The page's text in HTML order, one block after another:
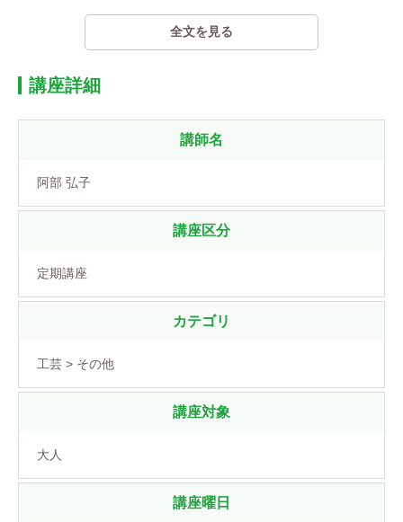
全文を見る
講座詳細
講師名
阿部 弘子
講座区分
定期講座
カテゴリ
工芸 > その他
講座対象
大人
講座曜日